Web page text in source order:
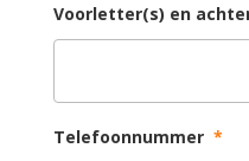
Voorletter(s) en
Telefoonnummer *